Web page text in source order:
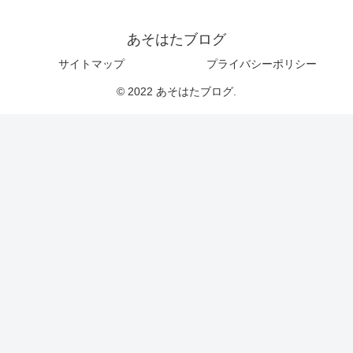
あそはたブログ
サイトマップ プライバシーポリシー
© 2022 あそはたブログ.